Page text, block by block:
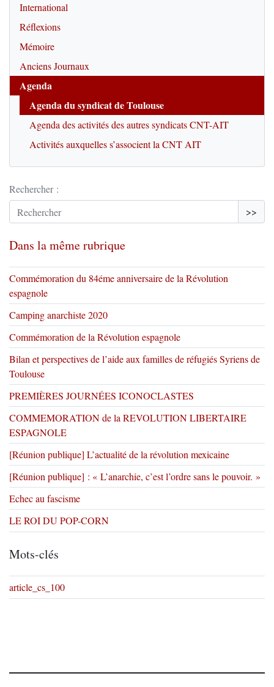
International
Réflexions
Mémoire
Anciens Journaux
Agenda
Agenda du syndicat de Toulouse
Agenda des activités des autres syndicats CNT-AIT
Activités auxquelles s’associent la CNT AIT
Rechercher :
>>
Dans la même rubrique
Commémoration du 84éme anniversaire de la Révolution
espagnole
Camping anarchiste 2020
Commémoration de la Révolution espagnole
Bilan et perspectives de l’aide aux familles de réfugiés Syriens de
Toulouse
PREMIÈRES JOURNÉES ICONOCLASTES
COMMEMORATION de la REVOLUTION LIBERTAIRE
ESPAGNOLE
[Réunion publique] L’actualité de la révolution mexicaine
[Réunion publique] : « L’anarchie, c’est l’ordre sans le pouvoir. »
Echec au fascisme
LE ROI DU POP-CORN
Mots-clés
article_cs_100